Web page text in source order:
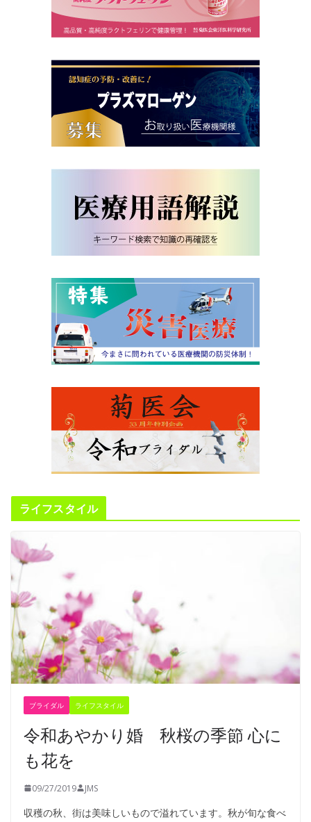
ライフスタイル
ブライダル ライフスタイル
令和あやかり婚 秋桜の季節 心に
も花を
09/27/2019 JMS
収穫の秋、街は美味しいもので溢れています。秋が旬な食べ